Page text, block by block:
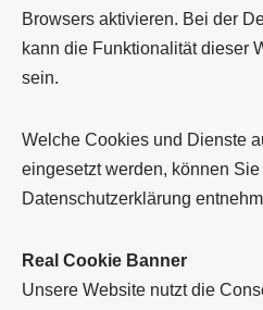
Browsers aktivieren. Bei der
kann die Funktionalität dieser
sein.
Welche Cookies und Dienste
eingesetzt werden, können
Datenschutzerklärung
Real Cookie Banner
Unsere Website nutzt die